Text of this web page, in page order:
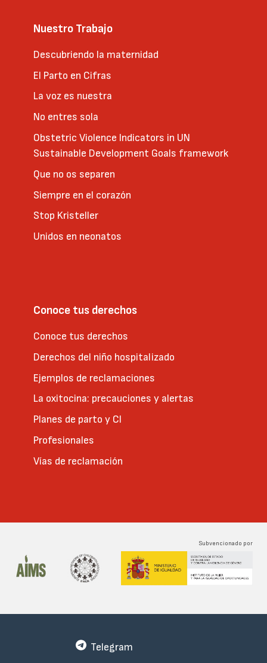
Nuestro Trabajo
Descubriendo la maternidad
El Parto en Cifras
La voz es nuestra
No entres sola
Obstetric Violence Indicators in UN
Sustainable Development Goals framework
Que no os separen
Siempre en el corazón
Stop Kristeller
Unidos en neonatos
Conoce tus derechos
Conoce tus derechos
Derechos del niño hospitalizado
Ejemplos de reclamaciones
La oxitocina: precauciones y alertas
Planes de parto y CI
Profesionales
Vías de reclamación
Subvencionado por
Telegram